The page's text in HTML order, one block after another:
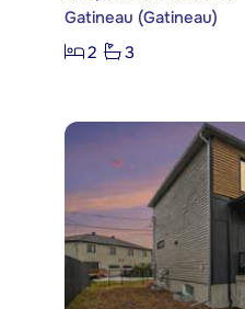
Gatineau (Gatineau)
2
3